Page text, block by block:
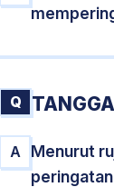
Q
A
Menurut